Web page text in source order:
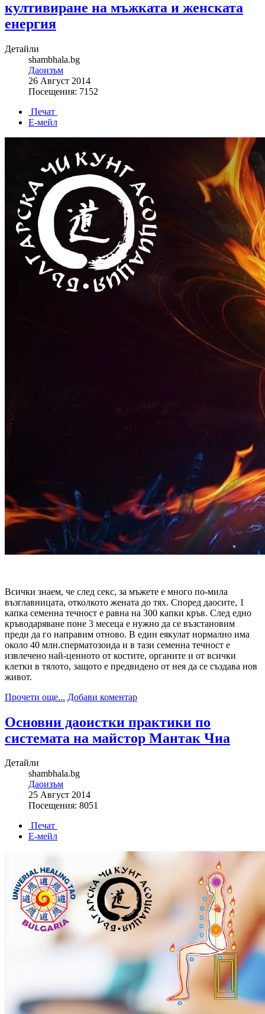
култивиране на мъжката и женската
енергия
Детайли
shambhala.bg
Даоизъм
26 Август 2014
Посещения: 7152
Печат
Е-мейл
Всички знаем, че след секс, за мъжете е много по-мила
възглавницата, отколкото жената до тях. Според даосите, 1
капка семенна течност е равна на 300 капки кръв. След едно
кръводаряване поне 3 месеца е нужно да се възстановим
преди да го направим отново. В един еякулат нормално има
около 40 млн.сперматозоида и в тази семенна течност е
извлечено най-ценното от костите, органите и от всички
клетки в тялото, защото е предвидено от нея да се създава нов
живот.
Прочети още... Добави коментар
Основни даоистки практики по
системата на майстор Мантак Чиа
Детайли
shambhala.bg
Даоизъм
25 Август 2014
Посещения: 8051
Печат
Е-мейл